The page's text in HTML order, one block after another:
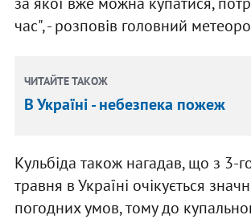
час", - розповів головний
ЧИТАЙТЕ ТАКОЖ
В Україні - небезпека пожеж
Кульбіда також нагадав, що з 3-
травня в Україні очікується
погодних умов, тому до